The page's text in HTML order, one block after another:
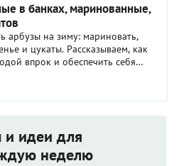
в банках, маринованные,
арбузы на зиму: мариновать,
и цукаты. Рассказываем, как
впрок и обеспечить себя
о теплом лете.
идеи для
неделю